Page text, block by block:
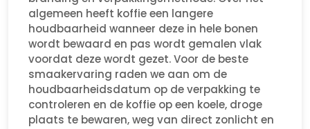
algemeen heeft koffie een langere
houdbaarheid wanneer deze in hele bonen
wordt bewaard en pas wordt gemalen vlak
voordat deze wordt gezet. Voor de beste
smaakervaring raden we aan om de
houdbaarheidsdatum op de verpakking te
controleren en de koffie op een koele, droge
plaats te bewaren, weg van direct zonlicht en